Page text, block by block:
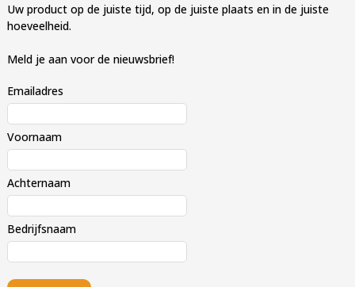
Uw product op de juiste tijd, op de juiste plaats en in de juiste
hoeveelheid.
Meld je aan voor de nieuwsbrief!
Emailadres
Voornaam
Achternaam
Bedrijfsnaam